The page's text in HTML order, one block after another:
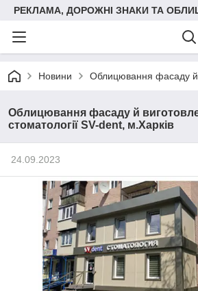
РЕКЛАМА, ДОРОЖНІ ЗНАКИ ТА
Новини Облицювання фасаду й
Облицювання фасаду й
стоматології SV-dent, м.Харків
24.09.2023